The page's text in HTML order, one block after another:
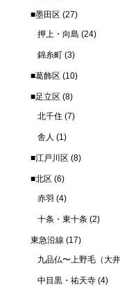
■墨田区 (27)
押上・向島 (24)
錦糸町 (3)
■葛飾区 (10)
■足立区 (8)
北千住 (7)
舎人 (1)
■江戸川区 (8)
■北区 (6)
赤羽 (4)
十条・東十条 (2)
東急沿線 (17)
九品仏〜上野毛（大井
中目黒・祐天寺 (4)